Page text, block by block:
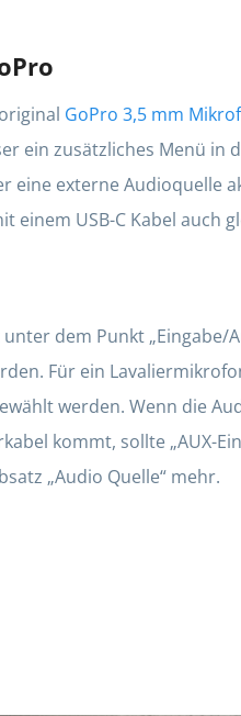
GoPro 3,5 mm
ein zusätzliches Menü in
eine externe Audioquelle
einem USB-C Kabel auch
dem Punkt „Eingabe/
Für ein
werden. Wenn die
kommt, sollte „AUX-
„Audio Quelle“ mehr.